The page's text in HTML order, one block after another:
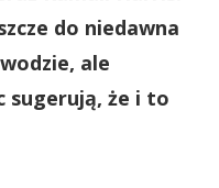
do niedawna
ale
sugerują, że i to